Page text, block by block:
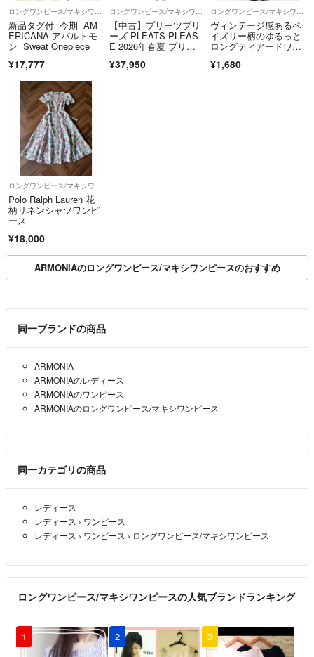
新品タグ付 今期 AM
ERICANA アパルトモ
ン Sweat Onepiece
¥17,777
【中古】プリーツプリ
ーズ PLEATS PLEAS
E 2026年春夏 プリー
ス ライトブラウン【サ
¥37,950
ヴィンテージ感あるペ
イズリー柄のゆるっと
ロングティアードワン
¥1,680
ロングワンピース/マキシワンピース
Polo Ralph Lauren 花
柄リネンシャツワンピ
ース
¥18,000
ARMONIAのロングワンピース/マキシワンピースのおすすめ
同一ブランドの商品
ARMONIA
ARMONIAのレディース
ARMONIAのワンピース
ARMONIAのロングワンピース/マキシワンピース
同一カテゴリの商品
レディース
レディース › ワンピース
レディース › ワンピース › ロングワンピース/マキシワンピース
ロングワンピース/マキシワンピースの人気ブランドランキング
1 2 3